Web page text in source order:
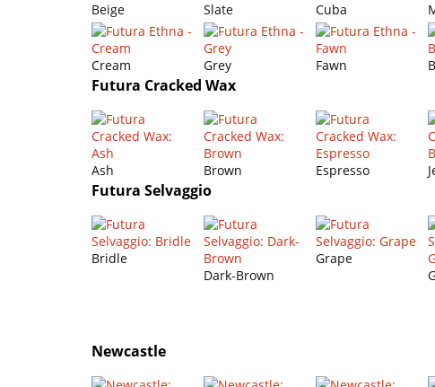
Beige Slate Cuba
Cream Grey Fawn
Futura Cracked Wax
Ash Brown Espresso
Futura Selvaggio
Bridle
Dark-Brown
Grape
Newcastle